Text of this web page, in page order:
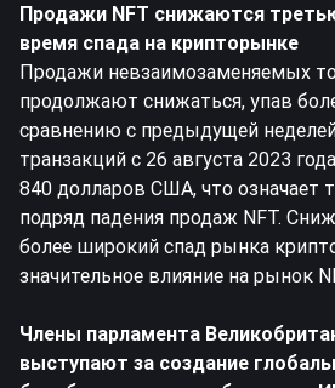
Продажи NFT снижаются
время спада на крипторынке
Продажи невзаимозаменяемых
продолжают снижаться, упав
сравнению с предыдущей
транзакций с 26 августа 2023
840 долларов США, что означает
подряд падения продаж NFT.
более широкий спад рынка
значительное влияние на рынок
Члены парламента
выступают за создание